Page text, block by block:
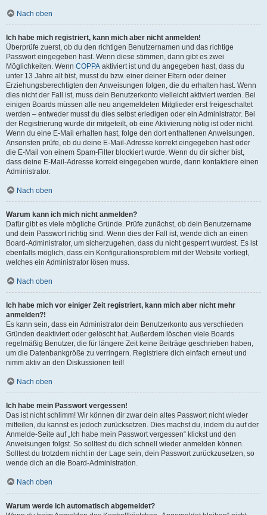
Nach oben
Ich habe mich registriert, kann mich aber nicht anmelden!
Überprüfe zuerst, ob du den richtigen Benutzernamen und das richtige
Passwort eingegeben hast. Wenn diese stimmen, dann gibt es zwei
Möglichkeiten. Wenn COPPA aktiviert ist und du angegeben hast, dass du
unter 13 Jahre alt bist, musst du bzw. einer deiner Eltern oder deiner
Erziehungsberechtigten den Anweisungen folgen, die du erhalten hast. Wenn
dies nicht der Fall ist, muss dein Benutzerkonto vielleicht aktiviert werden. Bei
einigen Boards müssen alle neu angemeldeten Mitglieder erst freigeschaltet
werden – entweder musst du dies selbst erledigen oder ein Administrator. Bei
der Registrierung wurde dir mitgeteilt, ob eine Aktivierung nötig ist oder nicht.
Wenn du eine E-Mail erhalten hast, folge den dort enthaltenen Anweisungen.
Ansonsten prüfe, ob du deine E-Mail-Adresse korrekt eingegeben hast oder
die E-Mail von einem Spam-Filter blockiert wurde. Wenn du dir sicher bist,
dass deine E-Mail-Adresse korrekt eingegeben wurde, dann kontaktiere einen
Administrator.
Nach oben
Warum kann ich mich nicht anmelden?
Dafür gibt es viele mögliche Gründe. Prüfe zunächst, ob dein Benutzername
und dein Passwort richtig sind. Wenn dies der Fall ist, wende dich an einen
Board-Administrator, um sicherzugehen, dass du nicht gesperrt wurdest. Es ist
ebenfalls möglich, dass ein Konfigurationsproblem mit der Website vorliegt,
welches ein Administrator lösen muss.
Nach oben
Ich habe mich vor einiger Zeit registriert, kann mich aber nicht mehr
anmelden?!
Es kann sein, dass ein Administrator dein Benutzerkonto aus verschieden
Gründen deaktiviert oder gelöscht hat. Außerdem löschen viele Boards
regelmäßig Benutzer, die für längere Zeit keine Beiträge geschrieben haben,
um die Datenbankgröße zu verringern. Registriere dich einfach erneut und
nimm aktiv an den Diskussionen teil!
Nach oben
Ich habe mein Passwort vergessen!
Das ist nicht schlimm! Wir können dir zwar dein altes Passwort nicht wieder
mitteilen, du kannst es jedoch zurücksetzen. Dies machst du, indem du auf der
Anmelde-Seite auf „Ich habe mein Passwort vergessen“ klickst und den
Anweisungen folgst. So solltest du dich schnell wieder anmelden können.
Solltest du trotzdem nicht in der Lage sein, dein Passwort zurückzusetzen, so
wende dich an die Board-Administration.
Nach oben
Warum werde ich automatisch abgemeldet?